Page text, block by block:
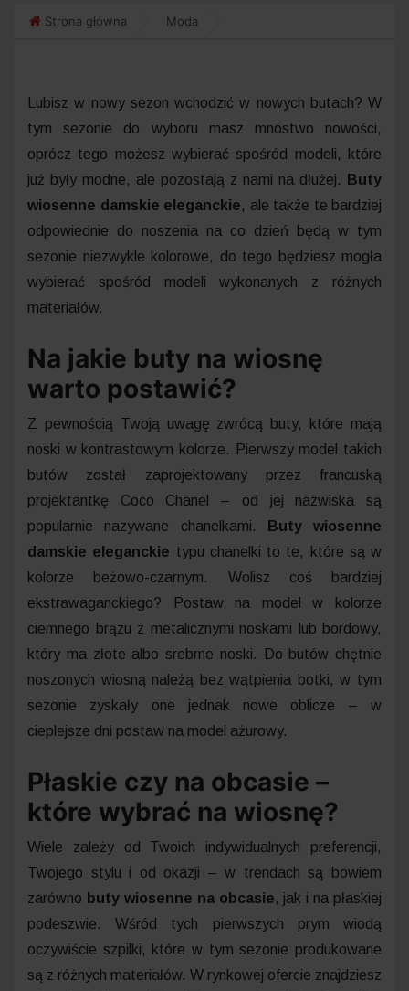
Strona główna Moda
Lubisz w nowy sezon wchodzić w nowych butach? W
tym sezonie do wyboru masz mnóstwo nowości,
oprócz tego możesz wybierać spośród modeli, które
już były modne, ale pozostają z nami na dłużej.
Buty
wiosenne damskie eleganckie, ale także te bardziej
odpowiednie do noszenia na co dzień będą w tym
sezonie niezwykle kolorowe, do tego będziesz mogła
wybierać spośród modeli wykonanych z różnych
materiałów.
Na jakie buty na wiosnę
warto postawić?
Z pewnością Twoją uwagę zwrócą buty, które mają
noski w kontrastowym kolorze. Pierwszy model takich
butów został zaprojektowany przez francuską
projektantkę Coco Chanel – od jej nazwiska są
popularnie nazywane chanelkami.
Buty wiosenne
damskie eleganckie typu chanelki to te, które są w
kolorze beżowo-czarnym. Wolisz coś bardziej
ekstrawaganckiego? Postaw na model w kolorze
ciemnego brązu z metalicznymi noskami lub bordowy,
który ma złote albo srebrne noski. Do butów chętnie
noszonych wiosną należą bez wątpienia botki, w tym
sezonie zyskały one jednak nowe oblicze – w
cieplejsze dni postaw na model ażurowy.
Płaskie czy na obcasie –
które wybrać na wiosnę?
Wiele zależy od Twoich indywidualnych preferencji,
Twojego stylu i od okazji – w trendach są bowiem
zarówno buty wiosenne na obcasie, jak i na płaskiej
podeszwie. Wśród tych pierwszych prym wiodą
oczywiście szpilki, które w tym sezonie produkowane
są z różnych materiałów. W rynkowej ofercie znajdziesz